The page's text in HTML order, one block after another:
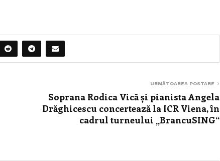
URMĂTOAREA POSTARE
Soprana Rodica Vică și pianista Angela
Drăghicescu concertează la ICR Viena, în
cadrul turneului „BrancuSING“